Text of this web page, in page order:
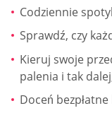
Codziennie
Sprawdź, czy
Kieruj swoje
palenia i tak
Doceń